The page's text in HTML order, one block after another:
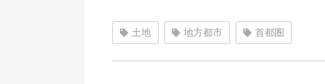
土地 地方都市 首都圏